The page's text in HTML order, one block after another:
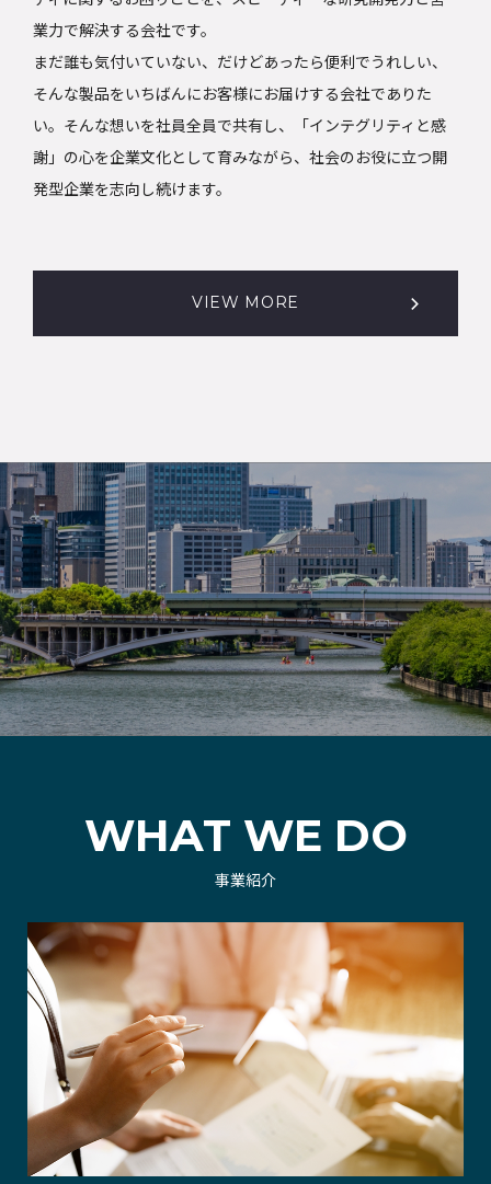
業力で解決する会社です。
まだ誰も気付いていない、だけどあったら便利でうれしい、
そんな製品をいちばんにお客様にお届けする会社でありた
い。そんな想いを社員全員で共有し、「インテグリティと感
謝」の心を企業文化として育みながら、社会のお役に立つ開
発型企業を志向し続けます。
VIEW MORE
WHAT WE DO
事業紹介